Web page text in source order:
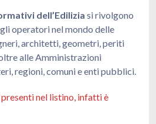
dell’Edilizia si rivolgono
operatori nel mondo delle
architetti, geometri, periti
alle Amministrazioni
regioni, comuni e enti pubblici.
nel listino, infatti è